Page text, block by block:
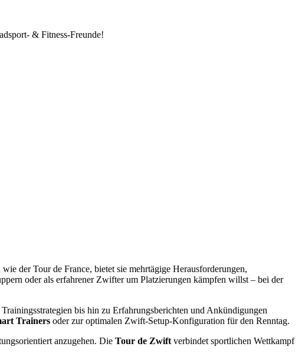
& Fitness-Freunde!
der Tour de France, bietet sie mehrtägige Herausforderungen,
oder als erfahrener Zwifter um Platzierungen kämpfen willst – bei der
bis hin zu Erfahrungsberichten und Ankündigungen
Trainers oder zur optimalen Zwift‑Setup‑Konfiguration für den Renntag.
anzugehen. Die Tour de Zwift verbindet sportlichen Wettkampf